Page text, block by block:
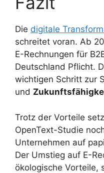
Die digitale
schreitet voran. Ab
E-Rechnungen für
Deutschland Pflicht.
wichtigen Schritt zur
und
Trotz der Vorteile
OpenText-Studie
Unternehmen auf
Der Umstieg auf E-
ökologische Vorteile,